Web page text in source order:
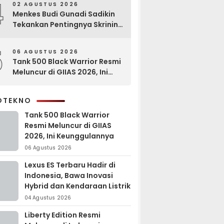
02 AGUSTUS 2026
Menkes Budi Gunadi Sadikin
Tekankan Pentingnya Skrining
06 AGUSTUS 2026
Tank 500 Black Warrior Resmi
Meluncur di GIIAS 2026, Ini
Tank 500 Black Warrior
Resmi Meluncur di GIIAS
2026, Ini Keunggulannya
06 Agustus 2026
Lexus ES Terbaru Hadir di
Indonesia, Bawa Inovasi
Hybrid dan Kendaraan Listrik
04 Agustus 2026
Liberty Edition Resmi